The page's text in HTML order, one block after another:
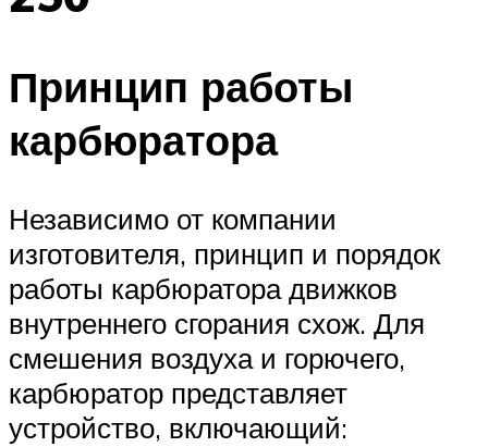
Принцип работы
карбюратора
Независимо от компании
изготовителя, принцип и порядок
работы карбюратора движков
внутреннего сгорания схож. Для
смешения воздуха и горючего,
карбюратор представляет
устройство, включающий: